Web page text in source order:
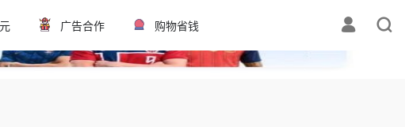
✕
广告合作 购物省钱